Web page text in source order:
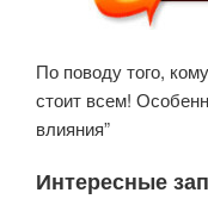
По поводу того,
стоит всем!
влияния”
Интересные